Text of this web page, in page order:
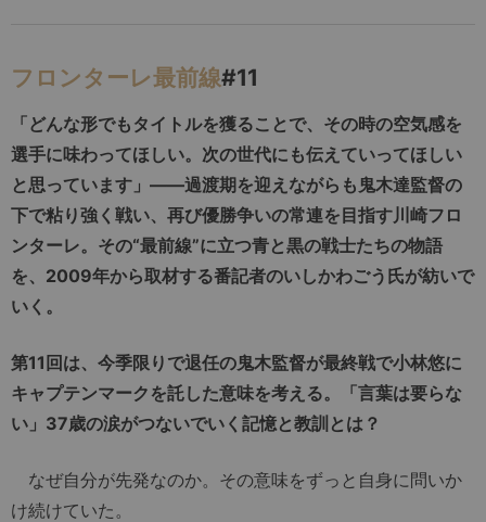
フロンターレ最前線#11
「どんな形でもタイトルを獲ることで、その時の空気感を
選手に味わってほしい。次の世代にも伝えていってほしい
と思っています」――過渡期を迎えながらも鬼木達監督の
下で粘り強く戦い、再び優勝争いの常連を目指す川崎フロ
ンターレ。その“最前線”に立つ青と黒の戦士たちの物語
を、2009年から取材する番記者のいしかわごう氏が紡いで
いく。
第11回は、今季限りで退任の鬼木監督が最終戦で小林悠に
キャプテンマークを託した意味を考える。「言葉は要らな
い」37歳の涙がつないでいく記憶と教訓とは？
なぜ自分が先発なのか。その意味をずっと自身に問いか
け続けていた。